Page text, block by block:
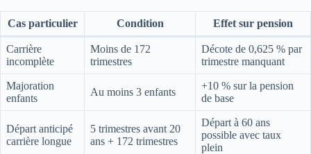
Cas particulier Condition Effet sur pension
Carrière
incomplète
Moins de 172
trimestres
Décote de 0,625 % par
trimestre manquant
Majoration
enfants
Au moins 3 enfants
+10 % sur la pension
de base
Départ anticipé
carrière longue
5 trimestres avant 20
ans + 172 trimestres
Départ à 60 ans
possible avec taux
plein